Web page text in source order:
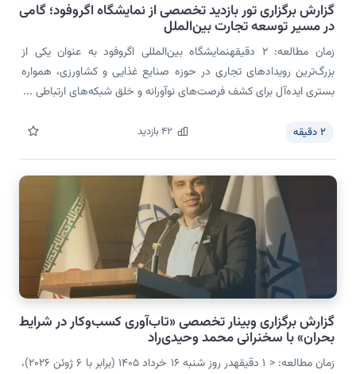
گزارش برگزاری تور بازدید تخصصی از نمایشگاه اگروفود؛ گامی
در مسیر توسعه تجارت بین‌الملل
زمان مطالعه: 2 دقیقهنمایشگاه بین‌المللی اگروفود به عنوان یکی از
بزرگ‌ترین رویدادهای تجاری در حوزه صنایع غذایی و کشاورزی، همواره
بستری ایده‌آل برای کشف فرصت‌های نوآورانه و خلق شبکه‌های ارتباطی ...
2 دقیقه 42 بازدید
گزارش برگزاری وبینار تخصصی «تاب‌آوری کسب‌وکار در شرایط
بحران» با سخنرانی محمد وحیدی‌راد
زمان مطالعه: < 1 دقیقهدر روز شنبه ۱۶ خرداد ۱۴۰۵ (برابر با ۶ ژوئن ۲۰۲۶)،